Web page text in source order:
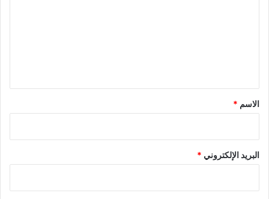
*
الاسم *
البريد الإلكتروني *